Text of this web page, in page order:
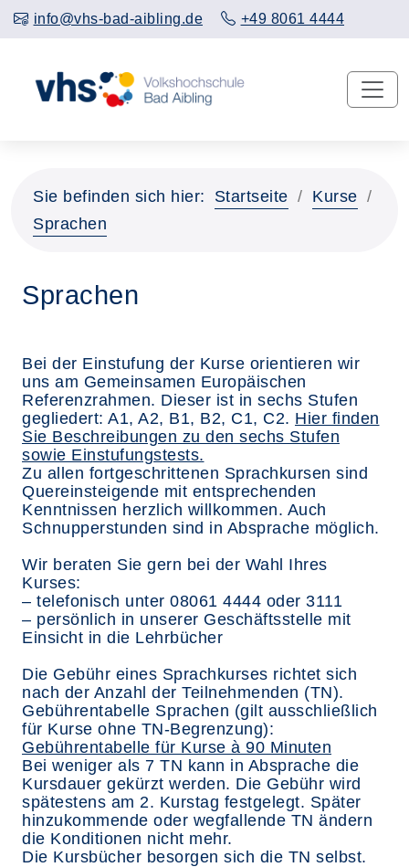
info@vhs-bad-aibling.de +49 8061 4444
Sie befinden sich hier: Startseite
Kurse
Sprachen
Sprachen
Bei der Einstufung der Kurse orientieren wir
uns am Gemeinsamen Europäischen
Referenzrahmen. Dieser ist in sechs Stufen
gegliedert: A1, A2, B1, B2, C1, C2. Hier finden
Sie Beschreibungen zu den sechs Stufen
sowie Einstufungstests.
Zu allen fortgeschrittenen Sprachkursen sind
Quereinsteigende mit entsprechenden
Kenntnissen herzlich willkommen. Auch
Schnupperstunden sind in Absprache möglich.
Wir beraten Sie gern bei der Wahl Ihres
Kurses:
– telefonisch unter 08061 4444 oder 3111
– persönlich in unserer Geschäftsstelle mit
Einsicht in die Lehrbücher
Die Gebühr eines Sprachkurses richtet sich
nach der Anzahl der Teilnehmenden (TN).
Gebührentabelle Sprachen (gilt ausschließlich
für Kurse ohne TN-Begrenzung):
Gebührentabelle für Kurse à 90 Minuten
Bei weniger als 7 TN kann in Absprache die
Kursdauer gekürzt werden. Die Gebühr wird
spätestens am 2. Kurstag festgelegt. Später
hinzukommende oder wegfallende TN ändern
die Konditionen nicht mehr.
Die Kursbücher besorgen sich die TN selbst.